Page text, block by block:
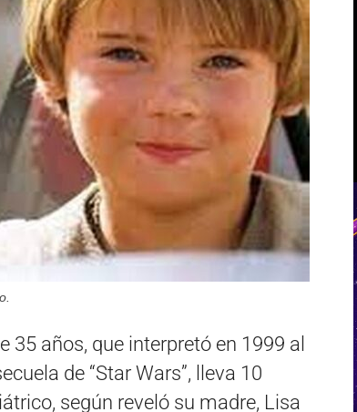
35 años, que interpretó en 1999 al
de “Star Wars”, lleva 10
según reveló su madre, Lisa